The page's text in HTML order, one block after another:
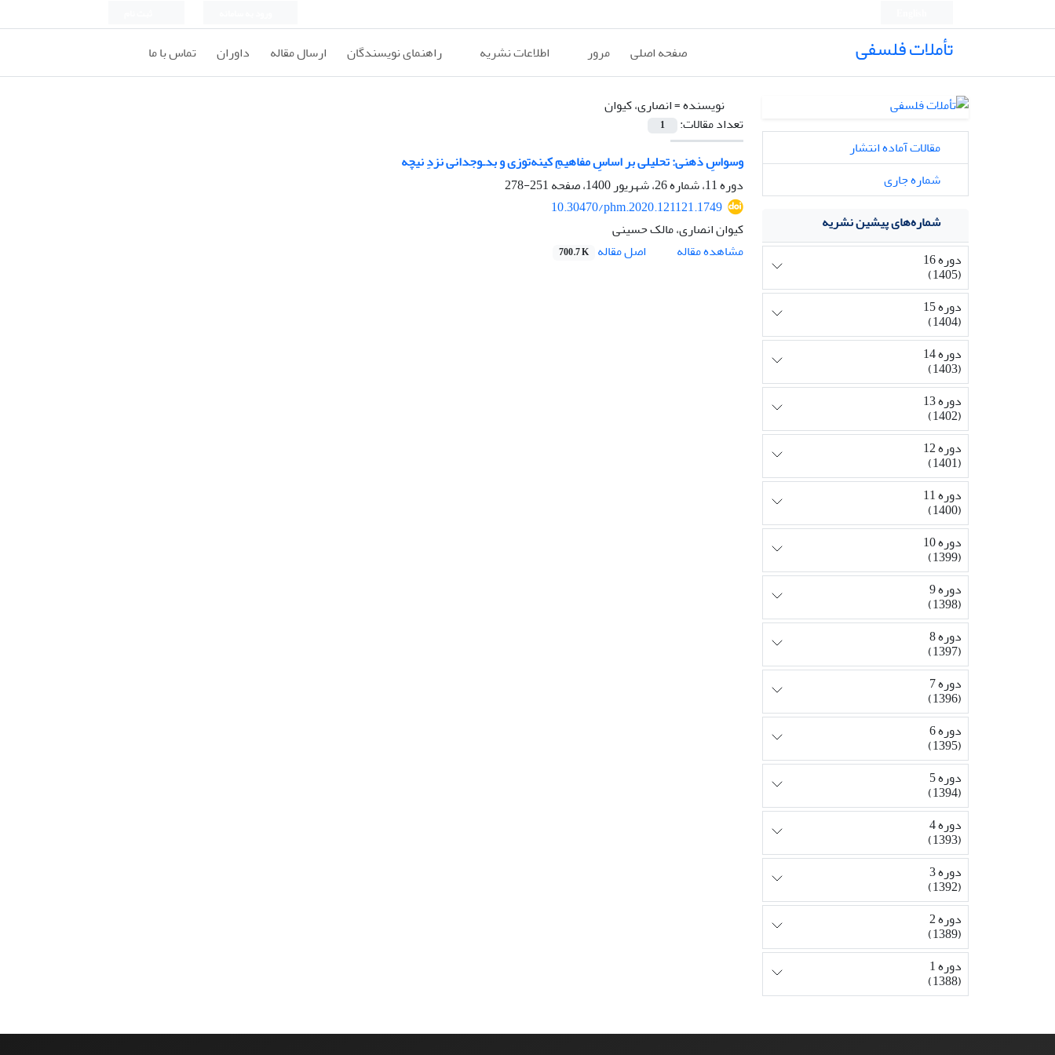
تأملات فلسفی صفحه اصلی مرور اطلاعات نشریه راهنمای نویسندگان ارسال مقاله داوران تماس با ما
نویسنده =انصاری، کیوان
تعداد مقالات:
1
وسواسِ ذهنی: تحلیلی بر اساسِ مفاهیمِ کینه‌توزی و بد‌ـ‌وجدانی نزدِ نیچه
دوره 11، شماره 26، شهریور 1400، صفحه
251-278
10.30470/phm.2020.121121.1749
کیوان انصاری، مالک حسینی
مشاهده مقاله
اصل مقاله 700.7 K
مقالات آماده انتشار
شماره جاری
شماره‌های پیشین نشریه
دوره 16
(1405)
دوره 15
(1404)
دوره 14
(1403)
دوره 13
(1402)
دوره 12
(1401)
دوره 11
(1400)
دوره 10
(1399)
دوره 9
(1398)
دوره 8
(1397)
دوره 7
(1396)
دوره 6
(1395)
دوره 5
(1394)
دوره 4
(1393)
دوره 3
(1392)
دوره 2
(1389)
دوره 1
(1388)